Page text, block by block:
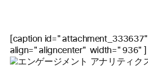
[caption id="attachment_333637"
align="aligncenter" width="936"]